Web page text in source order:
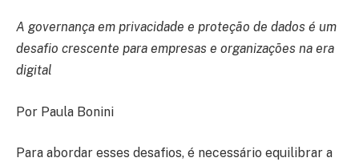
A governança em privacidade e proteção de dados é um
desafio crescente para empresas e organizações na era
digital
Por Paula Bonini
Para abordar esses desafios, é necessário equilibrar a